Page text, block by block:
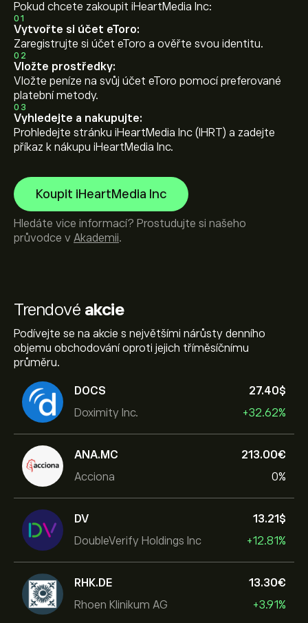
Trendové akcie
Podívejte se na akcie s největšími nárůsty denního
objemu obchodování oproti jejich tříměsíčnímu
průměru.
DOCS
Doximity Inc.
27.40‎$‎
+32.62%
ANA.MC
Acciona
213.00‎€‎
0%
DV
DoubleVerify Holdings Inc
13.21‎$‎
+12.81%
RHK.DE
Rhoen Klinikum AG
13.30‎€‎
+3.91%
Pokud chcete zakoupit iHeartMedia Inc:
01
Vytvořte si účet eToro:
Zaregistrujte si účet eToro a ověřte svou identitu.
02
Vložte prostředky:
Vložte peníze na svůj účet eToro pomocí preferované
platební metody.
03
Vyhledejte a nakupujte:
Prohledejte stránku iHeartMedia Inc (IHRT) a zadejte
příkaz k nákupu iHeartMedia Inc.
Koupit iHeartMedia Inc
Hledáte vice informací? Prostudujte si našeho
průvodce v Akademii.